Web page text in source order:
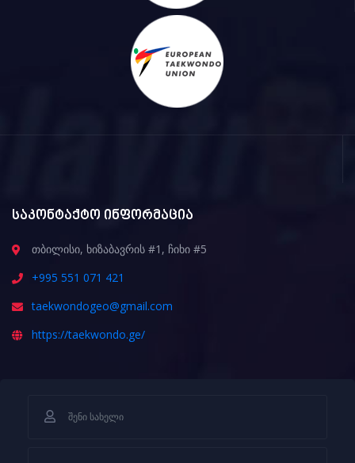
საკონტაქტო ინფორმაცია
თბილისი, ხიზაბავრის #1, ჩიხი #5
+995 551 071 421
taekwondogeo@gmail.com
https://taekwondo.ge/